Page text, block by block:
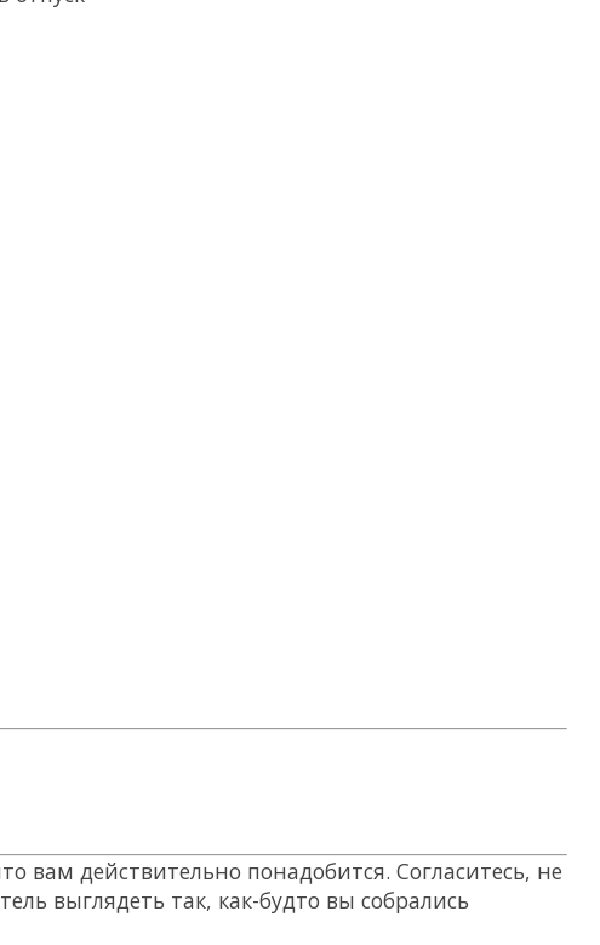
вам действительно понадобится. Согласитесь, не
выглядеть так, как-будто вы собрались